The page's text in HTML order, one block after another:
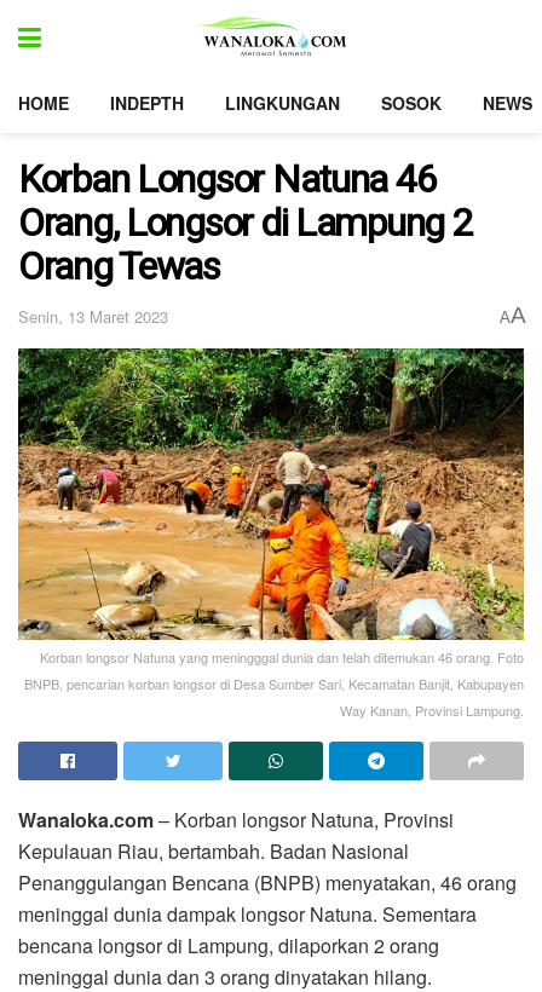
HOME INDEPTH LINGKUNGAN SOSOK NEWS
Korban Longsor Natuna 46
Orang, Longsor di Lampung 2
Orang Tewas
Senin, 13 Maret 2023 AA
Korban longsor Natuna yang meningggal dunia dan telah ditemukan 46 orang. Foto
BNPB, pencarian korban longsor di Desa Sumber Sari, Kecamatan Banjit, Kabupayen
Way Kanan, Provinsi Lampung.
Wanaloka.com– Korban longsor Natuna, Provinsi
Kepulauan Riau, bertambah. Badan Nasional
Penanggulangan Bencana (BNPB) menyatakan, 46 orang
meninggal dunia dampak longsor Natuna. Sementara
bencana longsor di Lampung, dilaporkan 2 orang
meninggal dunia dan 3 orang dinyatakan hilang.